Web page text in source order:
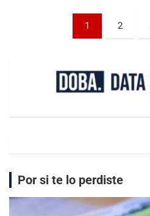
1 2
Por si te lo perdiste